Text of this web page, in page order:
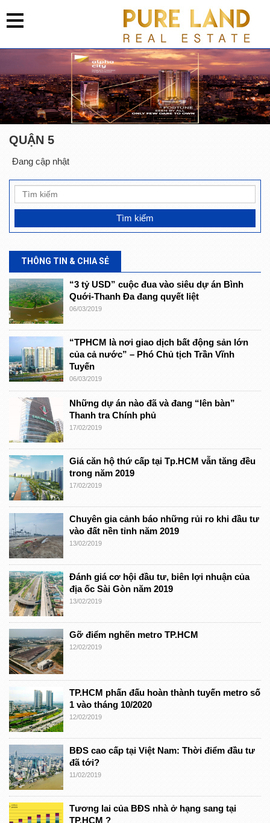
QUẬN 5
Đang cập nhật
THÔNG TIN & CHIA SẺ
“3 tỷ USD” cuộc đua vào siêu dự án Bình
Quới-Thanh Đa đang quyết liệt
06/03/2019
“TPHCM là nơi giao dịch bất động sản lớn
của cả nước” – Phó Chủ tịch Trần Vĩnh
Tuyến
06/03/2019
Những dự án nào đã và đang “lên bàn”
Thanh tra Chính phủ
17/02/2019
Giá căn hộ thứ cấp tại Tp.HCM vẫn tăng đều
trong năm 2019
17/02/2019
Chuyên gia cảnh báo những rủi ro khi đầu tư
vào đất nền tỉnh năm 2019
13/02/2019
Đánh giá cơ hội đầu tư, biên lợi nhuận của
địa ốc Sài Gòn năm 2019
13/02/2019
Gỡ điểm nghẽn metro TP.HCM
12/02/2019
TP.HCM phấn đấu hoàn thành tuyến metro số
1 vào tháng 10/2020
12/02/2019
BĐS cao cấp tại Việt Nam: Thời điểm đầu tư
đã tới?
11/02/2019
Tương lai của BĐS nhà ở hạng sang tại
TP.HCM ?